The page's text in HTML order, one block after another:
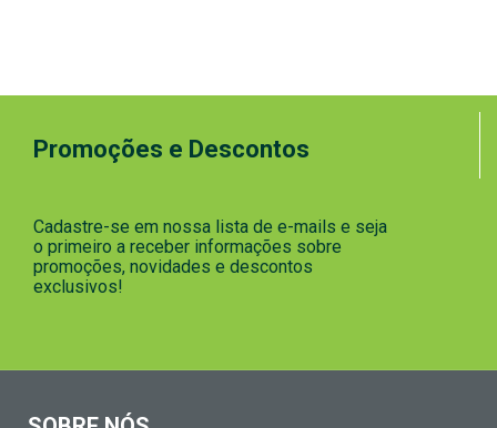
Promoções e Descontos
Cadastre-se em nossa lista de e-mails e seja
o primeiro a receber informações sobre
promoções, novidades e descontos
exclusivos!